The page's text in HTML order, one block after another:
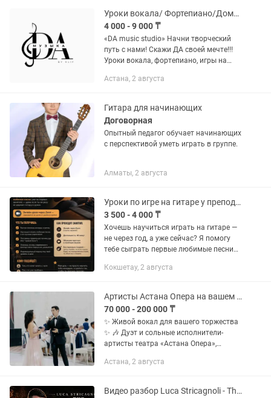
Уроки вокала/ Фортепиано/Домбра
4 000 - 9 000 ₸
«DA music studio» Начни творческий
путь с нами! Скажи ДА своей мечте!!!
Уроки вокала, фортепиано, игры на
голоса, сценического поведения,
Астана, 2 августа
Гитара для начинающих
Договорная
Опытный педагог обучает начинающих
с перспективой уметь играть в группе.
Алматы, 2 августа
Уроки по игре на гитаре у преподавателя на дому
3 500 - 4 000 ₸
Хочешь научиться играть на гитаре —
не через год, а уже сейчас? Я помогу
тебе сыграть первые любимые песни
ты ни разу не держал гитару в руках.
Кокшетау, 2 августа
Артисты Астана Опера на вашем празднике
70 000 - 200 000 ₸
✨ Живой вокал для вашего торжества
✨ 🎶 Дуэт и сольные исполнители-
артисты театра «Астана Опера»,
Семейный дуэт Шадияр и Турсынай,
Астана, 2 августа
Видео разбор Luca Stricagnoli - The Prodigy на гитаре